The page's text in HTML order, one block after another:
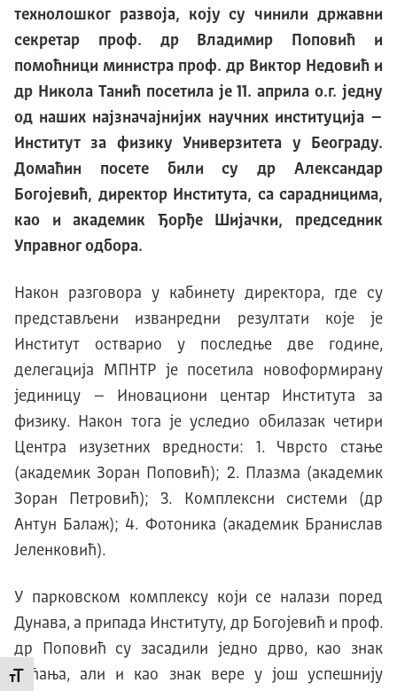
Промени величину слова
технолошког развоја, коју су чинили државни
секретар проф. др Владимир Поповић и
помоћници министра проф. др Виктор Недовић и
др Никола Танићпосетила је 11. априла о.г. једну
од наших најзначајнијих научних институција –
Институт за физику Универзитета у Београду.
Домаћин посете били судр Александар
Богојевић, директорИнститута, са сарадницима,
као и академик Ђорђе Шијачки, председник
Управног одбора.
Након разговора у кабинету директора, где су
представљени изванредни резултати које је
Институт остварио у последње две године,
делегација МПНТР је посетила новоформирану
јединицу –
Иновациони центар Института за
физику.
Након тога је уследио обилазак четири
Центра изузетних вредности: 1. Чврсто стање
(академик Зоран Поповић); 2. Плазма (академик
Зоран Петровић); 3.
Комплексни системи (др
Антун Балаж); 4. Фотоника (академик Бранислав
Јеленковић).
У парковском комплексу који се налази поред
Дунава, а припада Институту, др Богојевић и проф.
др Поповић су засадили једно дрво, као знак
сећања, али и као знак вере у још успешнију